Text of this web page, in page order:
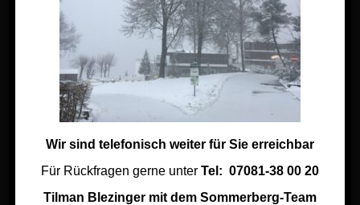
Buchen Sie einen Tisch
Aktuelles
Kontakt
Wir sind telefonisch weiter für Sie erreichbar
Für Rückfragen gerne unter Tel: 07081-38 00 20
Tilman Blezinger mit dem Sommerberg-Team